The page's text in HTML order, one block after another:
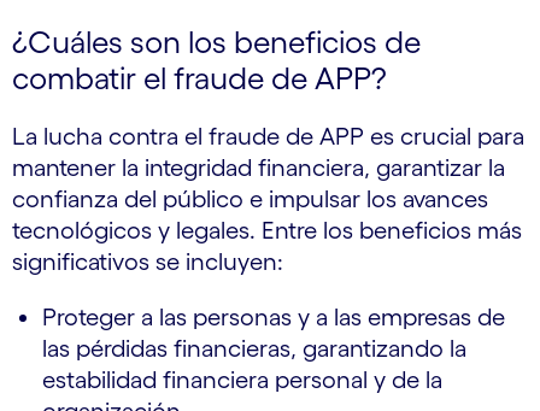
¿Cuáles son los beneficios de
combatir el fraude de APP?
La lucha contra el fraude de APP es crucial para
mantener la integridad financiera, garantizar la
confianza del público e impulsar los avances
tecnológicos y legales. Entre los beneficios más
significativos se incluyen:
Proteger a las personas y a las empresas de
las pérdidas financieras, garantizando la
estabilidad financiera personal y de la